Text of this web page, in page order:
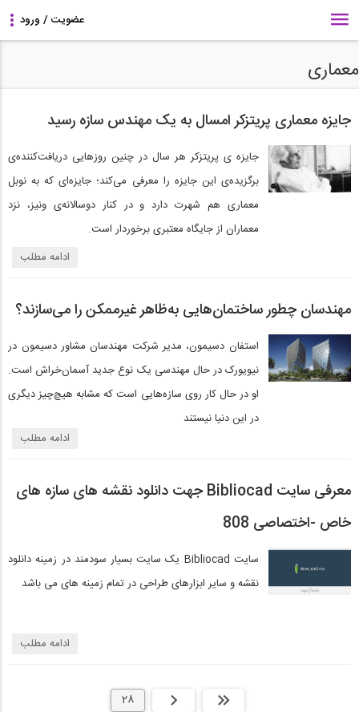
معماری
جایزه معماری پریتزکر امسال به یک مهندس سازه رسید
جایزه‌ ی پریتزکر هر سال در چنین روزهایی دریافت‌کننده‌ی
برگزیده‌ی این جایزه را معرفی می‌کند؛ جایزه‌ای که به نوبل
معماری هم شهرت دارد و در کنار دوسالانه‌ی ونیز، نزد
معماران از جایگاه معتبری برخوردار است.
ادامه مطلب
مهندسان چطور ساختمان‌هایی به‌ظاهر غیرممکن را می‌سازند؟
استفان دسیمون، مدیر شرکت مهندسان مشاور دسیمون در
نیویورک در حال مهندسی یک نوع جدید آسمان‌خراش است.
او در حال کار روی سازه‌هایی است که مشابه هیچ‌چیز دیگری
در این دنیا نیستند
ادامه مطلب
معرفی سایت Bibliocad جهت دانلود نقشه های سازه های
خاص -اختصاصی 808
سایت Bibliocad یک سایت بسیار سودمند در زمینه دانلود
نقشه و سایر ابزارهای طراحی در تمام زمینه های می باشد
ادامه مطلب
ابتدا قبلی 28